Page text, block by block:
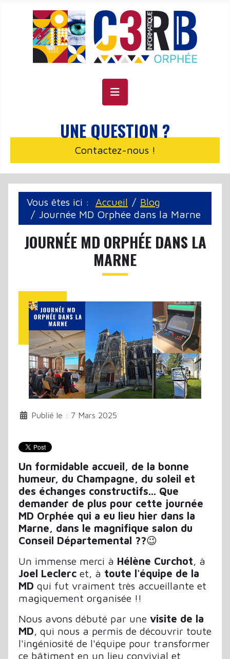
UNE QUESTION ?
Contactez-nous !
Vous êtes ici : Accueil
Blog
Journée MD Orphée dans la Marne
JOURNÉE MD ORPHÉE DANS LA
MARNE
Publié le : 7 Mars 2025
Un formidable accueil, de la bonne
humeur, du Champagne, du soleil et
des échanges constructifs... Que
demander de plus pour cette journée
MD Orphée qui a eu lieu hier dans la
Marne, dans le magnifique salon du
Conseil Départemental ??😉
Un immense merci à Hélène Curchot, à
Joel Leclerc et, à toute l'équipe de la
MD qui fut vraiment très accueillante et
magiquement organisée !!
Nous avons débuté par une visite de la
MD, qui nous a permis de découvrir toute
l'ingéniosité de l'équipe pour transformer
ce bâtiment en un lieu convivial et